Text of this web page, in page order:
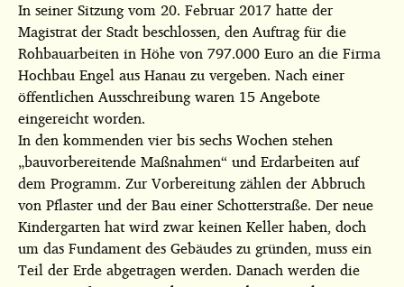
In seiner Sitzung vom 20. Februar 2017 hatte der
Magistrat der Stadt beschlossen, den Auftrag für die
Rohbauarbeiten in Höhe von 797.000 Euro an die Firma
Hochbau Engel aus Hanau zu vergeben. Nach einer
öffentlichen Ausschreibung waren 15 Angebote
eingereicht worden.
In den kommenden vier bis sechs Wochen stehen
„bauvorbereitende Maßnahmen“ und Erdarbeiten auf
dem Programm. Zur Vorbereitung zählen der Abbruch
von Pflaster und der Bau einer Schotterstraße. Der neue
Kindergarten hat wird zwar keinen Keller haben, doch
um das Fundament des Gebäudes zu gründen, muss ein
Teil der Erde abgetragen werden. Danach werden die